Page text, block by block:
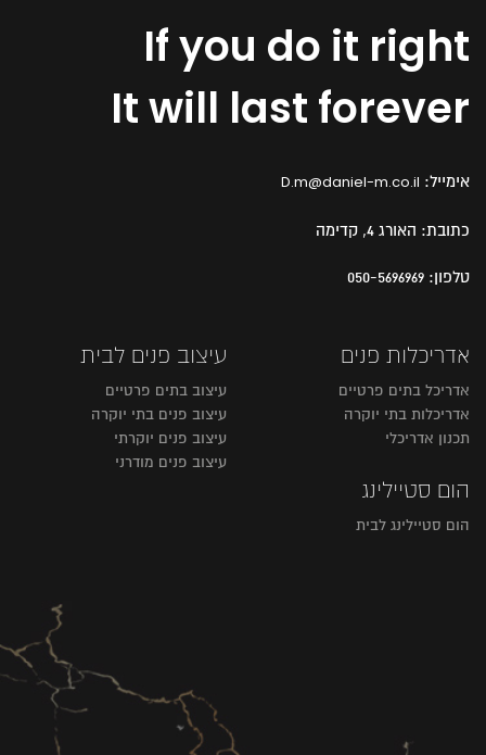
If you do it right
It will last forever
אימייל: D.m@daniel-m.co.il
כתובת: האורג 4, קדימה
טלפון: 050-5696969
אדריכלות פנים
אדריכל בתים פרטיים
אדריכלות בתי יוקרה
תכנון אדריכלי
עיצוב פנים לבית
עיצוב בתים פרטיים
עיצוב פנים בתי יוקרה
עיצוב פנים יוקרתי
עיצוב פנים מודרני
הום סטיילינג
הום סטיילינג לבית